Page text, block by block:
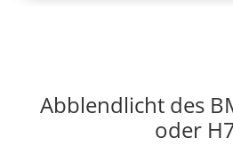
Abblendlicht des
oder